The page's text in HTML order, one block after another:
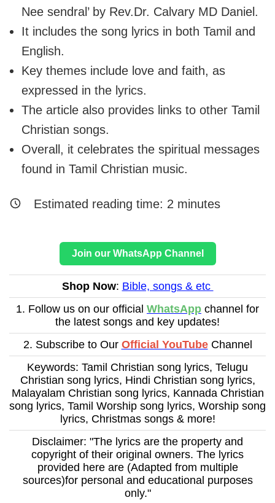
Nee sendral’ by Rev.Dr. Calvary MD Daniel.
It includes the song lyrics in both Tamil and
English.
Key themes include love and faith, as
expressed in the lyrics.
The article also provides links to other Tamil
Christian songs.
Overall, it celebrates the spiritual messages
found in Tamil Christian music.
Estimated reading time: 2 minutes
Join our WhatsApp Channel
Shop Now: Bible, songs & etc
1. Follow us on our official WhatsApp channel for
the latest songs and key updates!
2. Subscribe to Our Official YouTubeChannel
Keywords: Tamil Christian song lyrics, Telugu
Christian song lyrics, Hindi Christian song lyrics,
Malayalam Christian song lyrics, Kannada Christian
song lyrics, Tamil Worship song lyrics, Worship song
lyrics, Christmas songs & more!
Disclaimer: "The lyrics are the property and
copyright of their original owners. The lyrics
provided here are (Adapted from multiple
sources)for personal and educational purposes
only."